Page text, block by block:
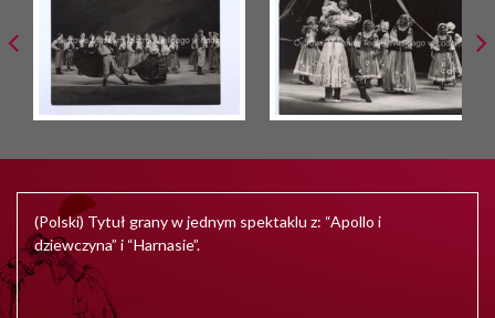
(Polski) Tytuł grany w jednym spektaklu z: “Apollo i
dziewczyna” i “Harnasie”.